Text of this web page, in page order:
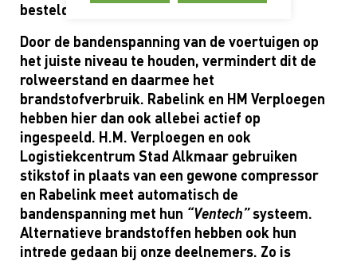
besteld.”
Door de bandenspanning van de voertuigen op
het juiste niveau te houden, vermindert dit de
rolweerstand en daarmee het
brandstofverbruik. Rabelink en HM Verploegen
hebben hier dan ook allebei actief op
ingespeeld. H.M. Verploegen en ook
Logistiekcentrum Stad Alkmaar gebruiken
stikstof in plaats van een gewone compressor
en Rabelink meet automatisch de
bandenspanning met hun “Ventech”systeem.
Alternatieve brandstoffen hebben ook hun
intrede gedaan bij onze deelnemers. Zo is